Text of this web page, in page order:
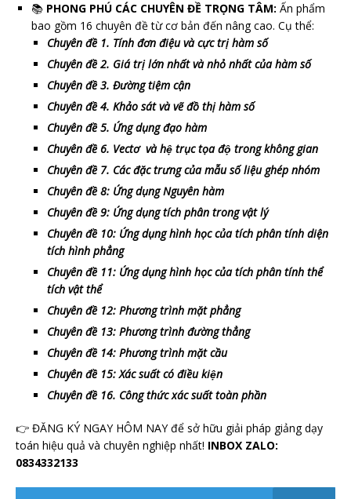
📚 PHONG PHÚ CÁC CHUYÊN ĐỀ TRỌNG TÂM: Ấn phẩm
bao gồm 16 chuyên đề từ cơ bản đến nâng cao. Cụ thể:
Chuyên đề 1. Tính đơn điệu và cực trị hàm số
Chuyên đề 2. Giá trị lớn nhất và nhỏ nhất của hàm số
Chuyên đề 3. Đường tiệm cận
Chuyên đề 4. Khảo sát và vẽ đồ thị hàm số
Chuyên đề 5. Ứng dụng đạo hàm
Chuyên đề 6. Vectơ và hệ trục tọa độ trong không gian
Chuyên đề 7. Các đặc trưng của mẫu số liệu ghép nhóm
Chuyên đề 8: Ứng dụng Nguyên hàm
Chuyên đề 9: Ứng dụng tích phân trong vật lý
Chuyên đề 10: Ứng dụng hình học của tích phân tính diện
tích hình phẳng
Chuyên đề 11: Ứng dụng hình học của tích phân tính thể
tích vật thể
Chuyên đề 12: Phương trình mặt phẳng
Chuyên đề 13: Phương trình đường thẳng
Chuyên đề 14: Phương trình mặt cầu
Chuyên đề 15: Xác suất có điều kiện
Chuyên đề 16. Công thức xác suất toàn phần
👉 ĐĂNG KÝ NGAY HÔM NAY để sở hữu giải pháp giảng dạy
toán hiệu quả và chuyên nghiệp nhất! INBOX ZALO:
0834332133